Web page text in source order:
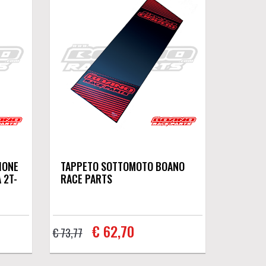
2T-
TAPPETO SOTTOMOTO BOANO
RACE PARTS
€ 73,77 € 62,70